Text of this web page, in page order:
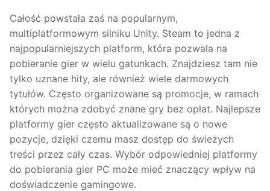
Całość powstała zaś na popularnym,
multiplatformowym silniku Unity. Steam to jedna z
najpopularniejszych platform, która pozwala na
pobieranie gier w wielu gatunkach. Znajdziesz tam nie
tylko uznane hity, ale również wiele darmowych
tytułów. Często organizowane są promocje, w ramach
których można zdobyć znane gry bez opłat. Najlepsze
platformy gier często aktualizowane są o nowe
pozycje, dzięki czemu masz dostęp do świeżych
treści przez cały czas. Wybór odpowiedniej platformy
do pobierania gier PC może mieć znaczący wpływ na
doświadczenie gamingowe.